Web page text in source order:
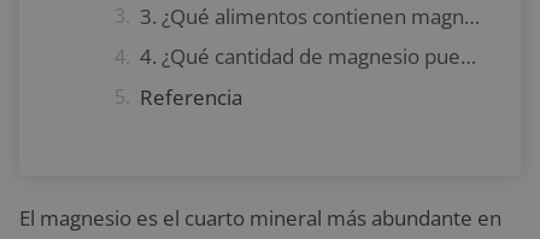
3. ¿Qué alimentos contienen magnesio?
4. ¿Qué cantidad de magnesio puedo ingerir?
Referencia
El magnesio es el cuarto mineral más abundante en